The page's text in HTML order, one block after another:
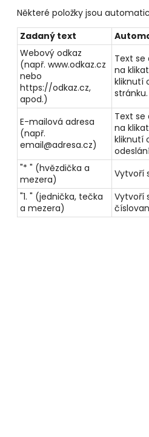
Některé položky jsou
Zadaný text
Webový odkaz
(např. www.odkaz.cz
nebo
https://odkaz.cz,
apod.)
Text
na
kliknutí
stránku.
E-mailová adresa
(např.
email@adresa.cz)
Text
na
kliknutí
"* " (hvězdička a
mezera)
Vytvoří
"1. " (jednička, tečka
a mezera)
Vytvoří